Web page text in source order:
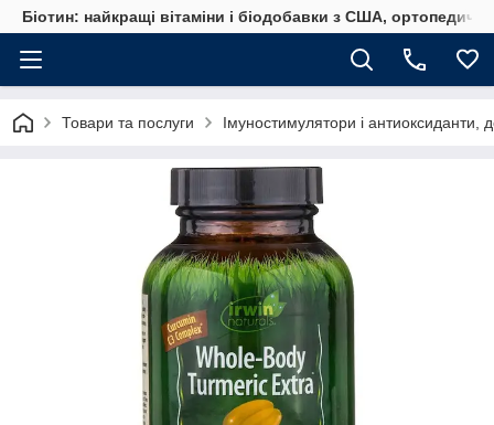
Біотин: найкращі вітаміни і біодобавки з США,
Товари та послуги Імуностимулятори і антиоксиданти,